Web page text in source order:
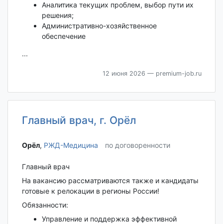
Аналитика текущих проблем, выбор пути их
решения;
Административно-хозяйственное
обеспечение
...
12 июня 2026 — premium-job.ru
Главный врач, г. Орёл
Орёл‎, РЖД-Медицина по договоренности
Главный врач
На вакансию рассматриваются также и кандидаты
готовые к релокации в регионы России!
Обязанности:
Управление и поддержка эффективной